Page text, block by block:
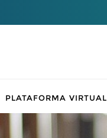
PLATAFORMA VIRTUAL